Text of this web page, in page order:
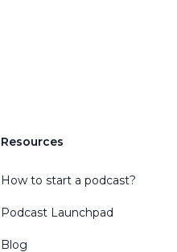
Resources
How to start a podcast?
Podcast Launchpad
Blog